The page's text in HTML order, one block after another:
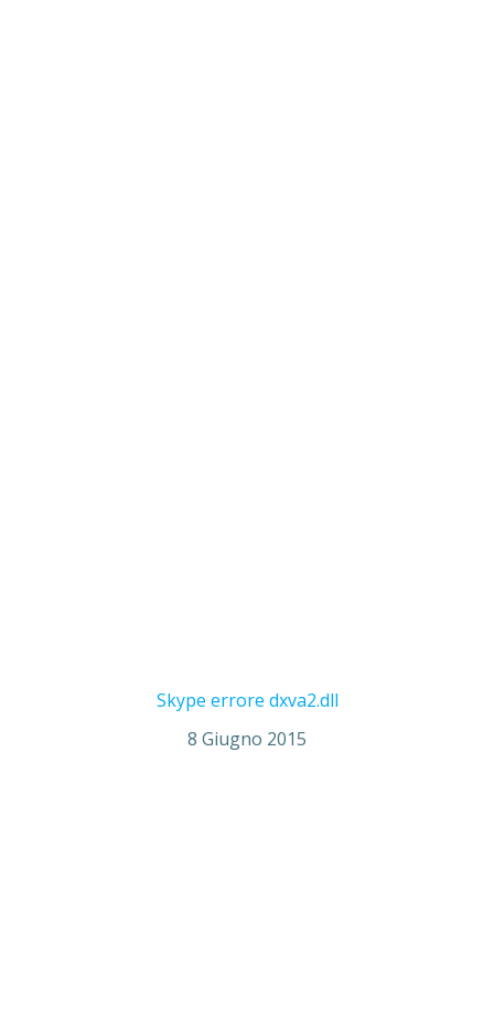
Skype errore dxva2.dll
8 Giugno 2015